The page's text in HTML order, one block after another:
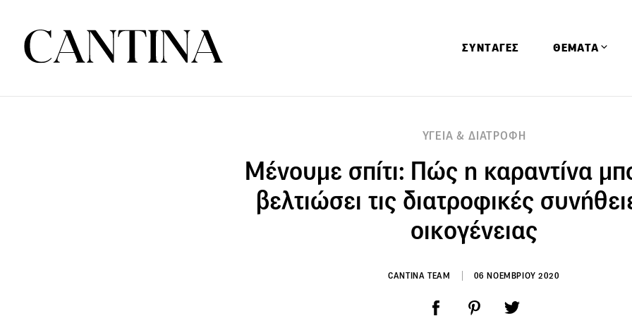
ΣΥΝΤΑΓΕΣ ΘΕΜΑΤΑ
Ειδήσεις
Έρευνες
ΥΓΕΙΑ & ΔΙΑΤΡΟΦΗ
Μένουμε σπίτι: Πώς η καραντίνα
βελτιώσει τις διατροφικές
οικογένειας
CANTINA TEAM 06 ΝΟΕΜΒΡΙΟΥ 2020